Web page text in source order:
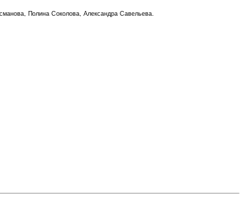
Полина Соколова, Александра Савельева.